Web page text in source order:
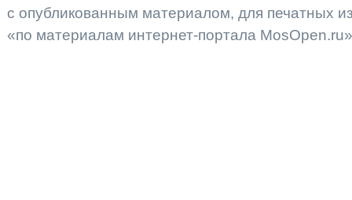
с опубликованным материалом, для печатных
«по материалам интернет-портала